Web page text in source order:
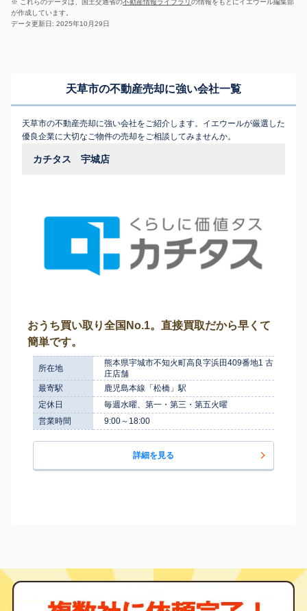
が作成しています。
データ更新日: 2025年10月29日
天草市の不動産売却に強い会社一覧
天草市の不動産売却に強い会社をご紹介します。イエウールが厳選した
優良企業に大切なご物件の売却をご相談してみませんか。
カチタス 宇城店
おうち買い取り全国No.1。直接買取だから早くて
簡単です。
所在地
熊本県宇城市不知火町高良字浜田409番地1 古
庄店舗
最寄駅
鹿児島本線「松橋」駅
定休日
毎週水曜、第一・第三・第五火曜
営業時間
9:00～18:00
詳細を見る